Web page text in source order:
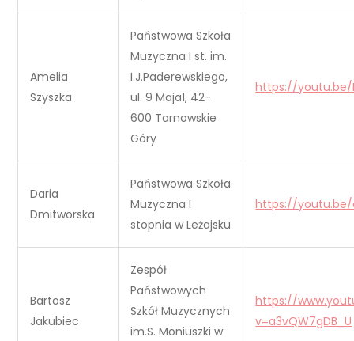
Amelia
Szyszka
Państwowa Szkoła
Muzyczna I st. im.
I.J.Paderewskiego,
ul. 9 Maja1, 42-
600 Tarnowskie
Góry
https://youtu.be/
Daria
Dmitworska
Państwowa Szkoła
Muzyczna I
stopnia w Leżajsku
https://youtu.be/
Bartosz
Jakubiec
Zespół
Państwowych
Szkół Muzycznych
im.S. Moniuszki w
https://
v=a3vQW7gDB_U